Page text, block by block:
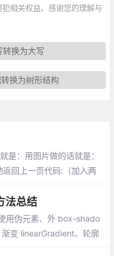
相关权益。感谢您的理解与
转换为大写
换为树形结构
是：用图片做的话就是：
回上一页代码:（加入两
法总结
用伪元素、外 box-shado
变 linearGradient、轮廓